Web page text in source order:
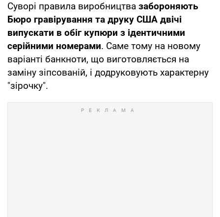
Суворі правила виробництва забороняють
Бюро гравірування та друку США двічі
випускати в обіг купюри з ідентичними
серійними номерами. Саме тому на новому
варіанті банкноти, що виготовляється на
заміну зіпсованій, і додруковують характерну
"зірочку".